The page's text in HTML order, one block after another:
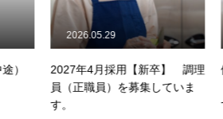
年4月採用【新卒】 調理
員（正職員）を募集していま
健診セン
ト職員）